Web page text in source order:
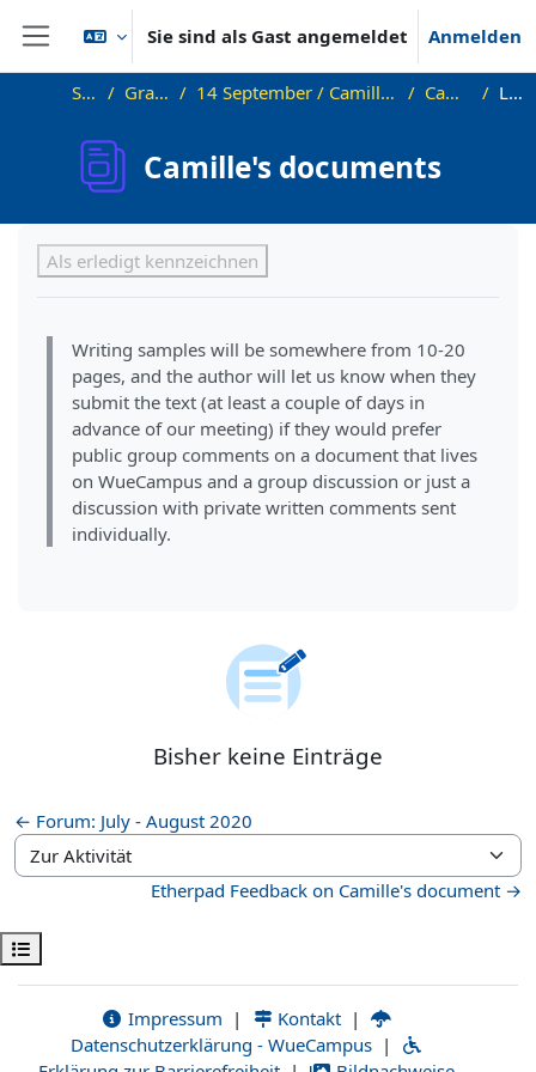
Zum Hauptinhalt
Website-Übersicht
Sie sind als Gast angemeldet Anmelden
Kursindex öffnen
Startseite Grad Writing Group 14 September / Camille, Josephine; Conferences, Networks, Calls for Papers Camille's documents Listenansicht
Camille's documents
Als erledigt kennzeichnen
Writing samples will be somewhere from 10-20
pages, and the author will let us know when they
submit the text (at least a couple of days in
advance of our meeting) if they would prefer
public group comments on a document that lives
on WueCampus and a group discussion or just a
discussion with private written comments sent
individually.
Bisher keine Einträge
← Forum: July - August 2020
Zur Aktivität
Etherpad Feedback on Camille's document →
Impressum | Kontakt |
Datenschutzerklärung - WueCampus |